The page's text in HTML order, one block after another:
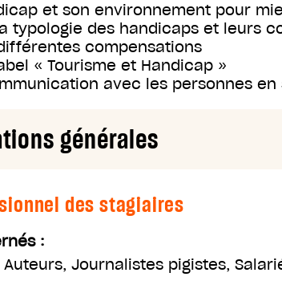
et son environnement pour
typologie des handicaps et leurs
compensations
« Tourisme et Handicap »
avec les personnes
générales
des stagiaires
:
Auteurs, Journalistes pigistes,